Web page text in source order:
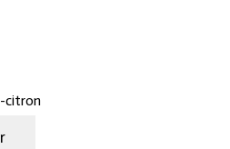
citron